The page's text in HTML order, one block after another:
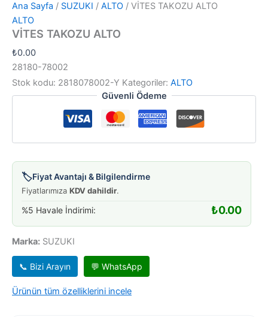
Ana Sayfa / SUZUKI / ALTO / VİTES TAKOZU ALTO
ALTO
VİTES TAKOZU ALTO
₺0.00
28180-78002
Stok kodu: 2818078002-Y Kategoriler: ALTO
Güvenli Ödeme
🏷️Fiyat Avantajı & Bilgilendirme
Fiyatlarımıza KDV dahildir.
%5 Havale İndirimi: ₺0.00
Marka: SUZUKI
📞 Bizi Arayın 💬 WhatsApp
Ürünün tüm özelliklerini incele